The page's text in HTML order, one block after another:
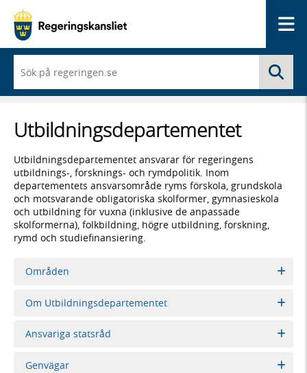
du
börjar
skriva
framträder
en
med
sökförslag
Utbildnings­­departementet
Utbildningsdepartementet ansvarar för regeringens
utbildnings-, forsknings- och rymdpolitik. Inom
departementets ansvarsområde ryms förskola, grundskola
och motsvarande obligatoriska skolformer, gymnasieskola
och utbildning för vuxna (inklusive de anpassade
skolformerna), folkbildning, högre utbildning, forskning,
rymd och studiefinansiering.
Områden
Om Utbildningsdepartementet
Ansvariga statsråd
Genvägar